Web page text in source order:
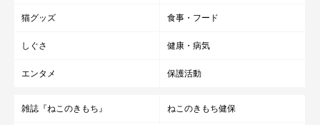
猫グッズ 食事・フード
しぐさ 健康・病気
エンタメ 保護活動
雑誌『ねこのきもち』 ねこのきもち健保